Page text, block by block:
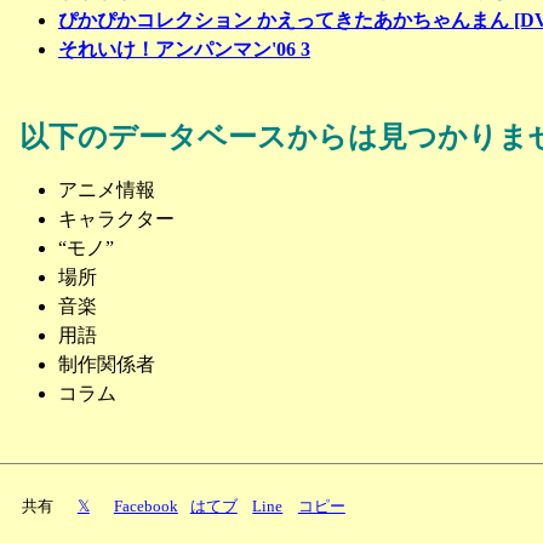
ぴかぴかコレクション かえってきたあかちゃんまん
それいけ！アンパンマン'06 3
以下のデータベースからは見つかりま
アニメ情報
キャラクター
“モノ”
場所
音楽
用語
制作関係者
コラム
共有 𝕏 Facebook はてブ Line コピー